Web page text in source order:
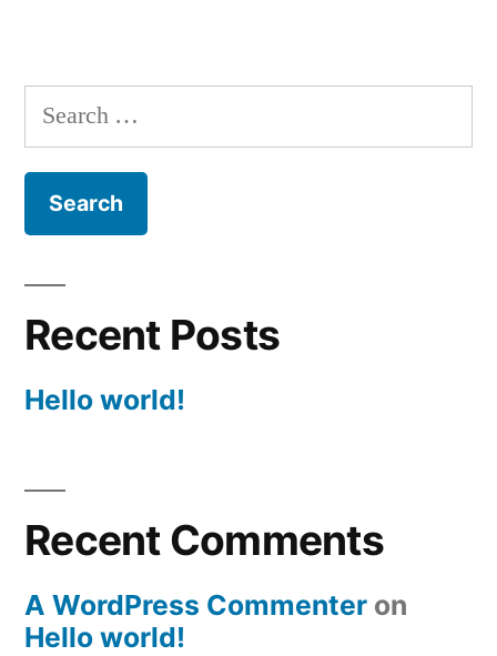
Search
for:
Recent Posts
Hello world!
Recent Comments
A WordPress Commenter on
Hello world!